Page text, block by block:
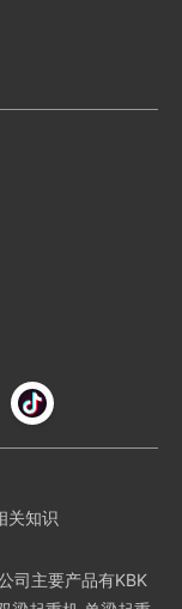
关知识
司主要产品有KBK